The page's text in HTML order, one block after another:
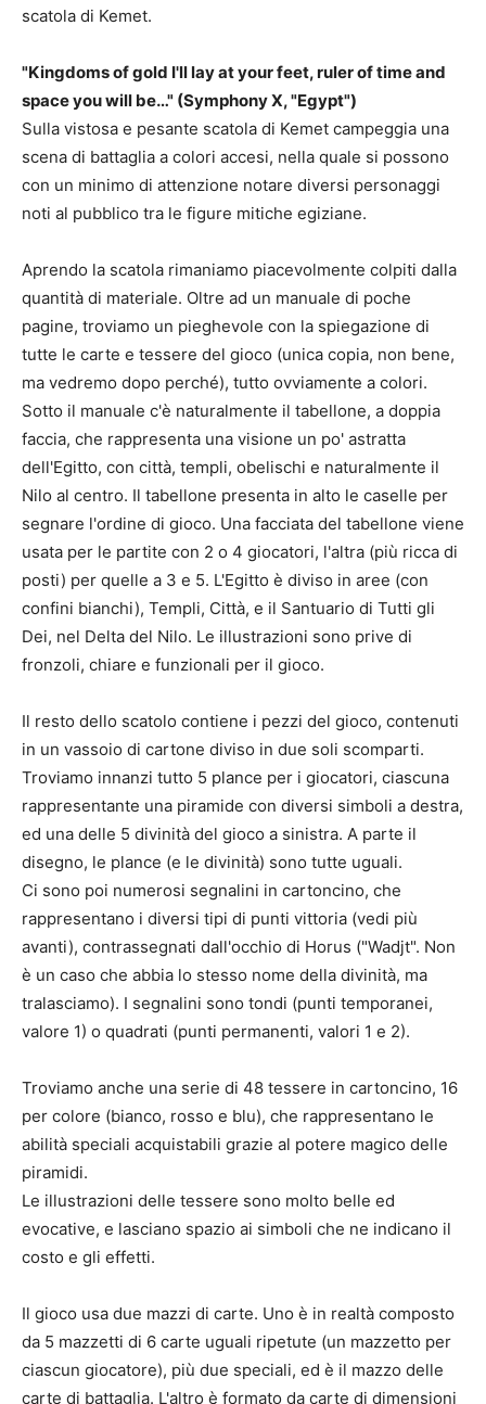
scatola di Kemet.
"Kingdoms of gold I'll lay at your feet, ruler of time and
space you will be…" (Symphony X, "Egypt")
Sulla vistosa e pesante scatola di Kemet campeggia una
scena di battaglia a colori accesi, nella quale si possono
con un minimo di attenzione notare diversi personaggi
noti al pubblico tra le figure mitiche egiziane.
Aprendo la scatola rimaniamo piacevolmente colpiti dalla
quantità di materiale. Oltre ad un manuale di poche
pagine, troviamo un pieghevole con la spiegazione di
tutte le carte e tessere del gioco (unica copia, non bene,
ma vedremo dopo perché), tutto ovviamente a colori.
Sotto il manuale c'è naturalmente il tabellone, a doppia
faccia, che rappresenta una visione un po' astratta
dell'Egitto, con città, templi, obelischi e naturalmente il
Nilo al centro. Il tabellone presenta in alto le caselle per
segnare l'ordine di gioco. Una facciata del tabellone viene
usata per le partite con 2 o 4 giocatori, l'altra (più ricca di
posti) per quelle a 3 e 5. L'Egitto è diviso in aree (con
confini bianchi), Templi, Città, e il Santuario di Tutti gli
Dei, nel Delta del Nilo. Le illustrazioni sono prive di
fronzoli, chiare e funzionali per il gioco.
Il resto dello scatolo contiene i pezzi del gioco, contenuti
in un vassoio di cartone diviso in due soli scomparti.
Troviamo innanzi tutto 5 plance per i giocatori, ciascuna
rappresentante una piramide con diversi simboli a destra,
ed una delle 5 divinità del gioco a sinistra. A parte il
disegno, le plance (e le divinità) sono tutte uguali.
Ci sono poi numerosi segnalini in cartoncino, che
rappresentano i diversi tipi di punti vittoria (vedi più
avanti), contrassegnati dall'occhio di Horus ("Wadjt". Non
è un caso che abbia lo stesso nome della divinità, ma
tralasciamo). I segnalini sono tondi (punti temporanei,
valore 1) o quadrati (punti permanenti, valori 1 e 2).
Troviamo anche una serie di 48 tessere in cartoncino, 16
per colore (bianco, rosso e blu), che rappresentano le
abilità speciali acquistabili grazie al potere magico delle
piramidi.
Le illustrazioni delle tessere sono molto belle ed
evocative, e lasciano spazio ai simboli che ne indicano il
costo e gli effetti.
Il gioco usa due mazzi di carte. Uno è in realtà composto
da 5 mazzetti di 6 carte uguali ripetute (un mazzetto per
ciascun giocatore), più due speciali, ed è il mazzo delle
carte di battaglia. L'altro è formato da carte di dimensioni